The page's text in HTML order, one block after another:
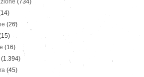
(734)
(26)
(16)
(1.394)
(45)